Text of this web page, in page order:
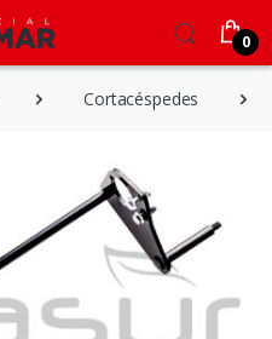
0
Cortacéspedes